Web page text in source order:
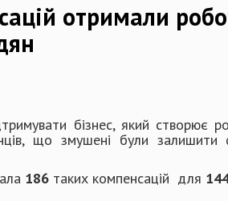
отримали
бізнес, який створює
що змушені були
186 таких компенсацій для